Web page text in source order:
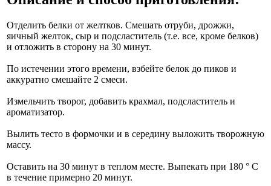
Отделить белки от желтков. Смешать отруби, дрожжи,
яичный желток, сыр и подсластитель (т.е. все, кроме белков)
и отложить в сторону на 30 минут.
По истечении этого времени, взбейте белок до пиков и
аккуратно смешайте 2 смеси.
Измельчить творог, добавить крахмал, подсластитель и
ароматизатор.
Вылить тесто в формочки и в середину выложить творожную
массу.
Оставить на 30 минут в теплом месте. Выпекать при 180 ° С
в течение примерно 20 минут.